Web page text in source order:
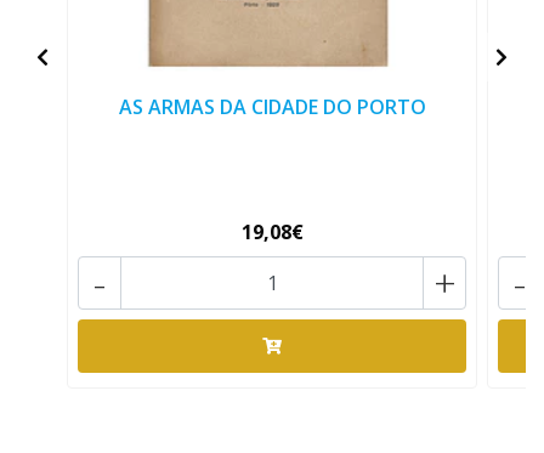
AS ARMAS DA CIDADE DO PORTO
19,08€
+
- -